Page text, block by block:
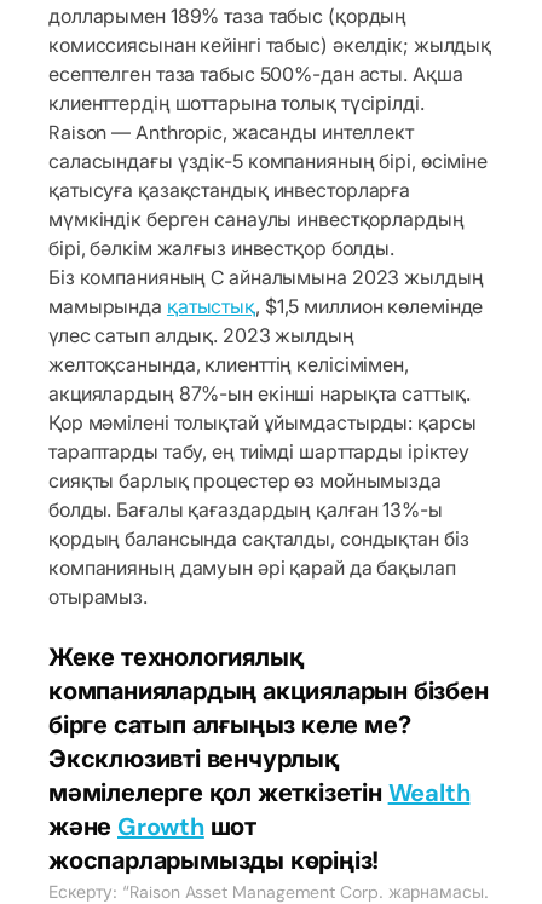
долларымен 189% таза табыс (қордың
комиссиясынан кейінгі табыс) әкелдік; жылдық
есептелген таза табыс 500%-дан асты. Ақша
клиенттердің шоттарына толық түсірілді.
Raison — Anthropic, жасанды интеллект
саласындағы үздік-5 компанияның бірі, өсіміне
қатысуға қазақстандық инвесторларға
мүмкіндік берген санаулы инвестқорлардың
бірі, бәлкім жалғыз инвестқор болды.
Біз компанияның C айналымына 2023 жылдың
мамырында қатыстық, $1,5 миллион көлемінде
үлес сатып алдық. 2023 жылдың
желтоқсанында, клиенттің келісімімен,
акциялардың 87%-ын екінші нарықта саттық.
Қор мәмілені толықтай ұйымдастырды: қарсы
тараптарды табу, ең тиімді шарттарды іріктеу
сияқты барлық процестер өз мойнымызда
болды. Бағалы қағаздардың қалған 13%-ы
қордың балансында сақталды, сондықтан біз
компанияның дамуын әрі қарай да бақылап
отырамыз.
Жеке технологиялық
компаниялардың акцияларын бізбен
бірге сатып алғыңыз келе ме?
Эксклюзивті венчурлық
мәмілелерге қол жеткізетін Wealth
және Growthшот
жоспарларымызды көріңіз!
Ескерту: “Raison Asset Management Corp. жарнамасы.